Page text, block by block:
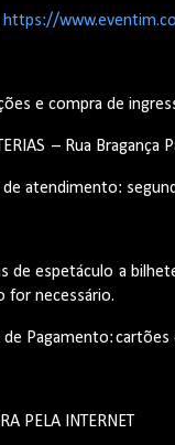
https://
e compra de
– Rua
atendimento:
de espetáculo a
for necessário.
de Pagamento:
PELA INTERNET